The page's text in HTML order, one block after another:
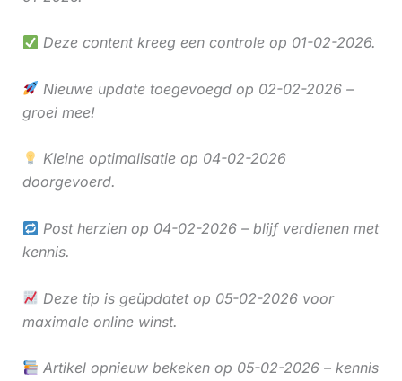
Deze content kreeg een controle op 01-02-2026.
Nieuwe update toegevoegd op 02-02-2026 –
groei mee!
Kleine optimalisatie op 04-02-2026
doorgevoerd.
Post herzien op 04-02-2026 – blijf verdienen met
kennis.
Deze tip is geüpdatet op 05-02-2026 voor
maximale online winst.
Artikel opnieuw bekeken op 05-02-2026 – kennis